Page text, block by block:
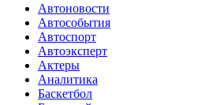
Автоновости
Автособытия
Автоспорт
Автоэксперт
Актеры
Аналитика
Баскетбол